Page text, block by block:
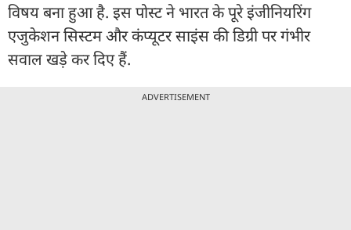
विषय बना हुआ है. इस पोस्ट ने भारत के पूरे इंजीनियरिंग
एजुकेशन सिस्टम और कंप्यूटर साइंस की डिग्री पर गंभीर
सवाल खड़े कर दिए हैं.
ADVERTISEMENT